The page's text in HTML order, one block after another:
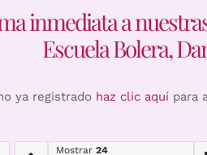
inmediata a
Escuela Bolera,
ya registrado haz clic aquí para
Mostrar 24